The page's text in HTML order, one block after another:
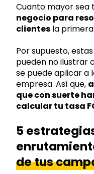
Cuanto mayor sea
negocio para
clientes la
Por supuesto,
pueden no ilustrar
se puede aplicar a
empresa. Así que,
que con suerte
calcular tu tasa
5
de tus